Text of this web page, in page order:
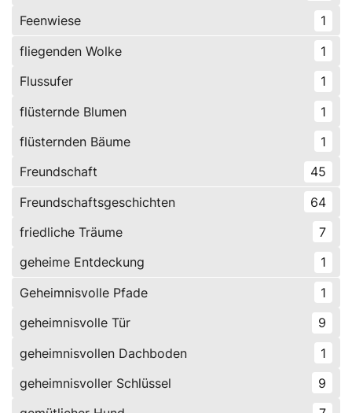
Feenwiese
1
fliegenden Wolke
1
Flussufer
1
flüsternde Blumen
1
flüsternden Bäume
1
Freundschaft
45
Freundschaftsgeschichten
64
friedliche Träume
7
geheime Entdeckung
1
Geheimnisvolle Pfade
1
geheimnisvolle Tür
9
geheimnisvollen Dachboden
1
geheimnisvoller Schlüssel
9